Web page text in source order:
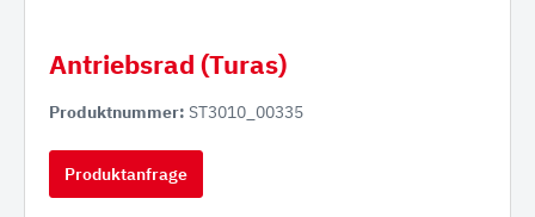
Antriebsrad (Turas)
Produktnummer: ST3010_00335
Produktanfrage